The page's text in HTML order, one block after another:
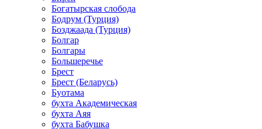
Богатырская слобода
Бодрум (Турция)
Бозджаада (Турция)
Болгар
Болгары
Большеречье
Брест
Брест (Беларусь)
Буотама
бухта Академическая
бухта Аяя
бухта Бабушка